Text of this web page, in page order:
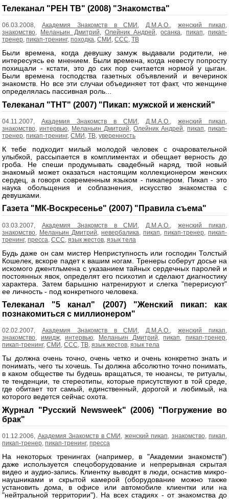
Телеканал "РЕН ТВ" (2008) "Знакомства"
06.03.2008, Академия Знакомств в СМИ ,Д.М.А.О.,женский пикап,
знакомство, Меланьин Дмитрий, Олейник Андрей,осанка, пикап,пикап-
тренер, пикап-тренинг, походка, СМИ , ССС, ТВ
Были времена, когда девушку замуж выдавали родители, не
интересуясь ее мнением. Были времена, когда невесту попросту
похищали - кстати, это до сих пор считается нормой у цыган.
Были времена господства газетных объявлений и вечеринок
знакомств. Но все эти случаи объединяет тот факт, что женщине
определялась пассивная роль...
Телеканал "ТНТ" (2007) "Пикап: мужской и женский"
04.11.2007, Академия Знакомств в СМИ Д.М.А.О. женский пикап
знакомство интервью Меланьин Дмитрий Олейник Андрей пикап
пикап-
тренер пикап-тренинг, СМИ ТВ уверенность
К тебе подходит милый молодой человек с очаровательной
улыбкой, рассыпается в комплиментах и обещает верность до
гроба. Не спеши продумывать свадебный наряд, твой новый
знакомый может оказаться настоящим коллекционером женских
сердец, а говоря современным языком - пикапером. Пикап - это
наука обольщения и соблазнения, искусство знакомства с
девушками.
Газета "МК-Воскресенье" (2007) "Правила съема"
03.03.2007, Академия Знакомств в СМИ Д.М.А.О. ,женский пикап
знакомство
Меланьин Дмитрий невербалика пикап пикап-тренер пикап-
тренинг, пресса ССС язык жестов язык тела
Будь даже он сам мистер Неприступность или господин Толстый
Кошелек, вскоре падет к вашим ногам. Тренеры соберут досье на
искомого джентльмена с указанием тайных сердечных паролей и
постоянных явок, определят его психотип и сделают диагностику
характера. Затем барышню натренируют и слегка "перерисуют"
ее личность - под конкретного человека.
Телеканал "5 канал" (2007) "Женский пикап: как
познакомиться с миллионером"
02.02.2007, Академия Знакомств в СМИ ,Д.М.А.О.,женский пикап,
знакомство, имидж,интервью, Меланьин Дмитрий,пикап,пикап-тренер,
пикап-тренинг, СМИ , ССС, ТВ, язык жестов, язык тела
Ты должна очень точно, очень четко и очень конкретно знать и
понимать, чего ты хочешь. Ты должна абсолютно точно понимать,
в каком обществе ты будешь вращаться, те нюансы, те ритуалы,
те тенденции, те стереотипы, которые присутствуют в той среде,
где обитает тот самый, единственный, дорогой и любимый, на
которого ведется сейчас охота.
Журнал "Русский Newsweek" (2006) "Погружение во
брак"
01.12.2006, Академия Знакомств в СМИ , женский пикап, знакомство, пикап,
пикап-тренер, пикап-тренинг, пресса
На некоторых тренингах (например, в "Академии знакомств")
даже используется спецоборудование и непрерывная скрытая
видео и аудио-запись. Клиентку выводят в люди, оснастив микро-
наушниками и скрытой камерой (оборудование можно также
установить дома, в офисе или автомобиле клиентки или на
"нейтральной территории"). На всех стадиях - от знакомства до